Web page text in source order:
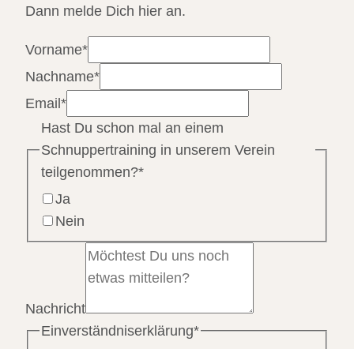
Dann melde Dich hier an.
Vorname*
Nachname*
Email*
Hast Du schon mal an einem
Schnuppertraining in unserem Verein
teilgenommen?*
Ja
Nein
Nachricht
Einverständniserklärung*